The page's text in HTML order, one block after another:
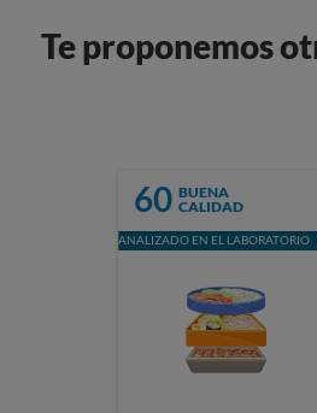
Te proponemos
60 BUENA
CALIDAD
ANALIZADO EN EL LABORATORIO